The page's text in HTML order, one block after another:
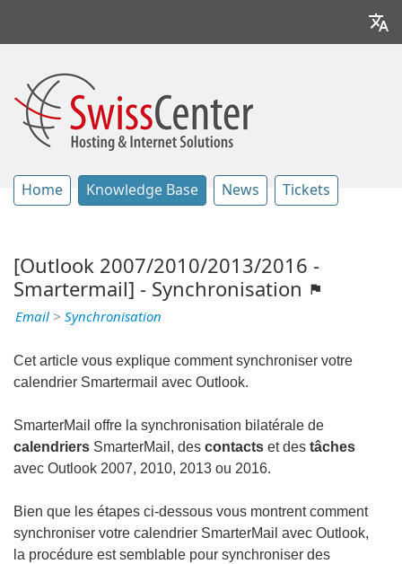
Home Knowledge Base News Tickets
[Outlook 2007/2010/2013/2016 -
Smartermail] - Synchronisation
Email > Synchronisation
Cet article vous explique comment synchroniser votre
calendrier Smartermail avec Outlook.
SmarterMail offre la synchronisation bilatérale de
calendriers SmarterMail, des contacts et des tâches
avec Outlook 2007, 2010, 2013 ou 2016.
Bien que les étapes ci-dessous vous montrent comment
synchroniser votre calendrier SmarterMail avec Outlook,
la procédure est semblable pour synchroniser des